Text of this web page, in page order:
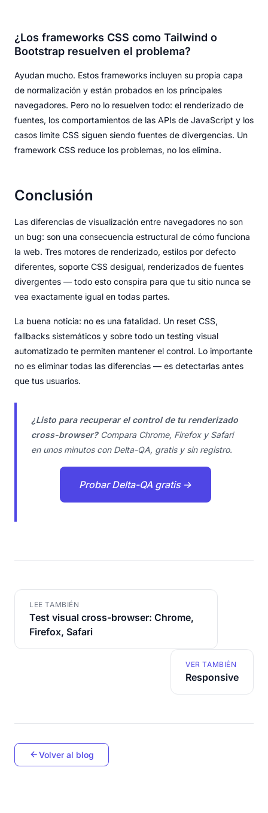
¿Los frameworks CSS como Tailwind o
Bootstrap resuelven el problema?
Ayudan mucho. Estos frameworks incluyen su propia capa
de normalización y están probados en los principales
navegadores. Pero no lo resuelven todo: el renderizado de
fuentes, los comportamientos de las APIs de JavaScript y los
casos límite CSS siguen siendo fuentes de divergencias. Un
framework CSS reduce los problemas, no los elimina.
Conclusión
Las diferencias de visualización entre navegadores no son
un bug: son una consecuencia estructural de cómo funciona
la web. Tres motores de renderizado, estilos por defecto
diferentes, soporte CSS desigual, renderizados de fuentes
divergentes — todo esto conspira para que tu sitio nunca se
vea exactamente igual en todas partes.
La buena noticia: no es una fatalidad. Un reset CSS,
fallbacks sistemáticos y sobre todo un testing visual
automatizado te permiten mantener el control. Lo importante
no es eliminar todas las diferencias — es detectarlas antes
que tus usuarios.
¿Listo para recuperar el control de tu renderizado
cross-browser?Compara Chrome, Firefox y Safari
en unos minutos con Delta-QA, gratis y sin registro.
Probar Delta-QA gratis →
LEE TAMBIÉN
Test visual cross-browser: Chrome,
Firefox, Safari
VER TAMBIÉN
Responsive
Volver al blog